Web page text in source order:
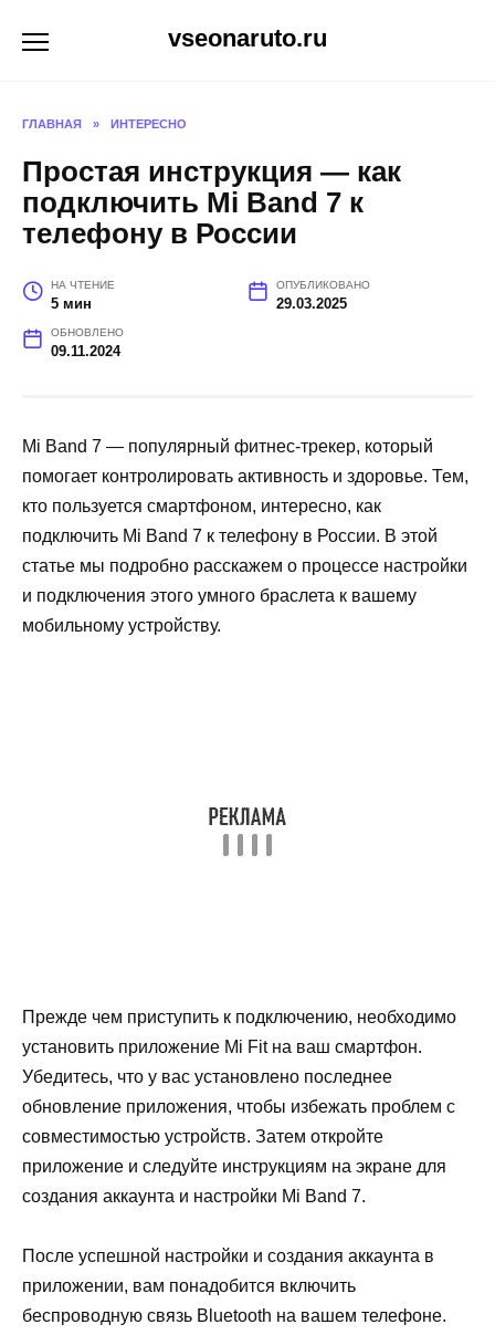
vseonaruto.ru
ГЛАВНАЯ » ИНТЕРЕСНО
Простая инструкция — как
подключить Mi Band 7 к
телефону в России
НА ЧТЕНИЕ
5 мин
ОПУБЛИКОВАНО
29.03.2025
ОБНОВЛЕНО
09.11.2024
Mi Band 7 — популярный фитнес-трекер, который
помогает контролировать активность и здоровье. Тем,
кто пользуется смартфоном, интересно, как
подключить Mi Band 7 к телефону в России. В этой
статье мы подробно расскажем о процессе настройки
и подключения этого умного браслета к вашему
мобильному устройству.
Прежде чем приступить к подключению, необходимо
установить приложение Mi Fit на ваш смартфон.
Убедитесь, что у вас установлено последнее
обновление приложения, чтобы избежать проблем с
совместимостью устройств. Затем откройте
приложение и следуйте инструкциям на экране для
создания аккаунта и настройки Mi Band 7.
После успешной настройки и создания аккаунта в
приложении, вам понадобится включить
беспроводную связь Bluetooth на вашем телефоне.